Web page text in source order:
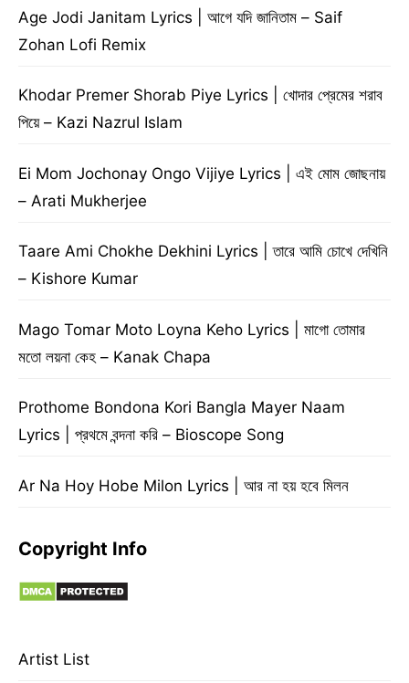
Age Jodi Janitam Lyrics | আগে যদি জানিতাম – Saif
Zohan Lofi Remix
Khodar Premer Shorab Piye Lyrics | খোদার প্রেমের শরাব
পিয়ে – Kazi Nazrul Islam
Ei Mom Jochonay Ongo Vijiye Lyrics | এই মোম জোছনায়
– Arati Mukherjee
Taare Ami Chokhe Dekhini Lyrics | তারে আমি চোখে দেখিনি
– Kishore Kumar
Mago Tomar Moto Loyna Keho Lyrics | মাগো তোমার
মতো লয়না কেহ – Kanak Chapa
Prothome Bondona Kori Bangla Mayer Naam
Lyrics | প্রথমে বন্দনা করি – Bioscope Song
Ar Na Hoy Hobe Milon Lyrics | আর না হয় হবে মিলন
Copyright Info
Artist List